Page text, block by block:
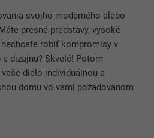
svojho moderného alebo
presné predstavy, vysoké
robiť kompromisy v
dizajnu? Skvelé! Potom
dielo individuálnou a
domu vo vami požadovanom